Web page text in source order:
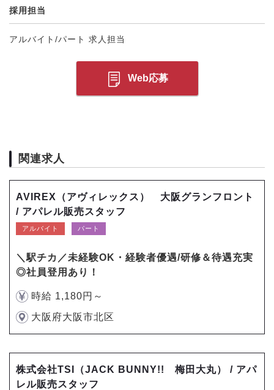
採用担当
アルバイト/パート 求人担当
Web応募
関連求人
AVIREX（アヴィレックス） 大阪グランフロント
/ アパレル販売スタッフ
アルバイト パート
＼駅チカ／未経験OK・経験者優遇/研修＆待遇充実
◎社員登用あり！
時給 1,180円～
大阪府大阪市北区
株式会社TSI（JACK BUNNY!! 梅田大丸） / アパ
レル販売スタッフ